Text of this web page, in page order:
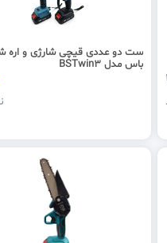
ست دو عددی قیچی شارژی و اره
باس مدل BSTwin3